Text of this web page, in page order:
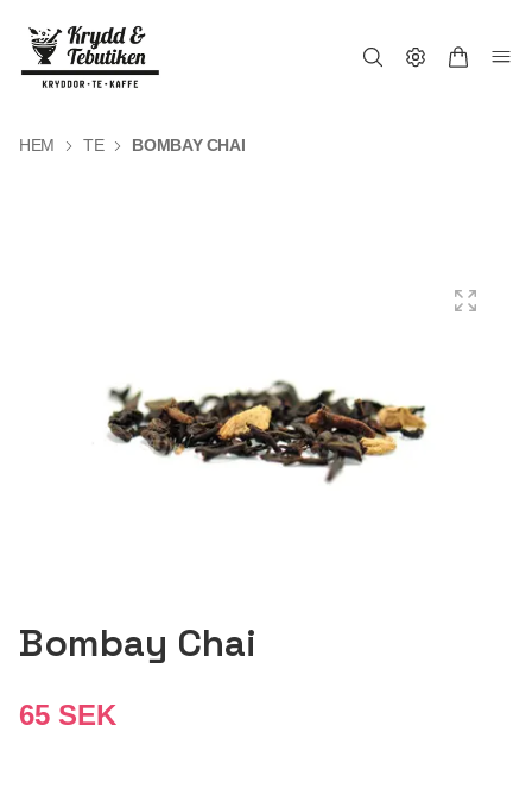
HEM TE BOMBAY CHAI
Bombay Chai
65 SEK